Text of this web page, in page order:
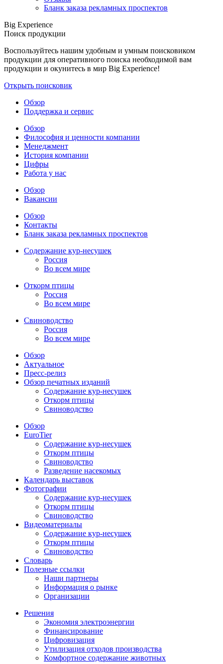
Бланк заказа рекламных проспектов
Big Experience
Поиск продукции
Воспользуйтесь нашим удобным и умным поисковиком
продукции для оперативного поиска необходимой вам
продукции и окунитесь в мир Big Experience!
Открыть поисковик
Обзор
Поддержка и сервис
Обзор
Философия и ценности компании
Менеджмент
История компании
Цифры
Работа у нас
Обзор
Вакансии
Обзор
Контакты
Бланк заказа рекламных проспектов
Содержание кур-несушек
Россия
Во всем мире
Откорм птицы
Россия
Во всем мире
Свиноводство
Россия
Во всем мире
Обзор
Актуальное
Пресс-релиз
Обзор печатных изданий
Содержание кур-несушек
Откорм птицы
Свиноводство
Обзор
EuroTier
Содержание кур-несушек
Откорм птицы
Свиноводство
Разведение насекомых
Календарь выставок
Фотографии
Содержание кур-несушек
Откорм птицы
Свиноводство
Видеоматериалы
Содержание кур-несушек
Откорм птицы
Свиноводство
Словарь
Полезные ссылки
Наши партнеры
Информация о рынке
Организации
Решения
Экономия электроэнергии
Финансирование
Цифровизация
Утилизация отходов производства
Комфортное содержание животных